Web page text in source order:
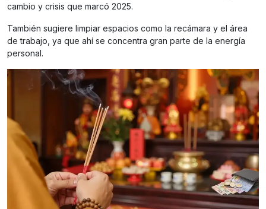
cambio y crisis que marcó 2025.
También sugiere limpiar espacios como la recámara y el área
de trabajo, ya que ahí se concentra gran parte de la energía
personal.